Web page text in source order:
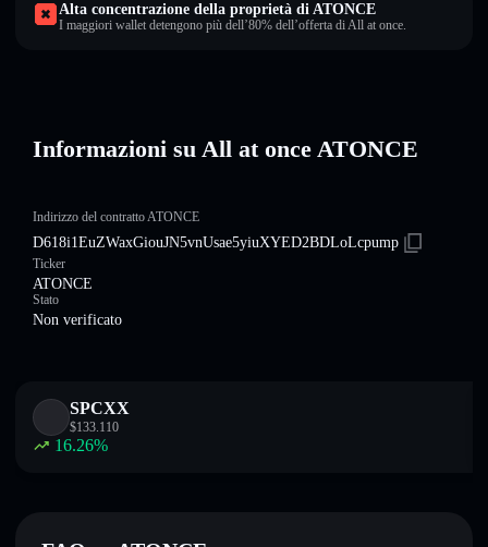
Alta concentrazione della proprietà di ATONCE
I maggiori wallet detengono più dell’80% dell’offerta di All at once.
Informazioni su All at once ATONCE
Indirizzo del contratto ATONCE
D618i1EuZWaxGiouJN5vnUsae5yiuXYED2BDLoLcpump
Ticker
ATONCE
Stato
Non verificato
SPCXX
$133.110
16.26%